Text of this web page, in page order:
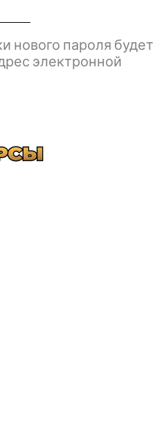
нового пароля будет
электронной